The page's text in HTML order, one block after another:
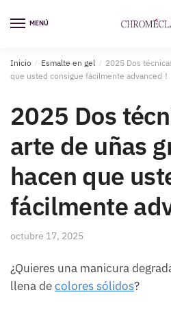
navegación
MENÚ
Inicio / Esmalte en gel / 2025 Dos
que usted consigue fácilmente advanced！
2025 Dos
arte de uñas
hacen que
fácilmente
octubre 17, 2025
¿Quieres una manicura
llena decolores sólidos?